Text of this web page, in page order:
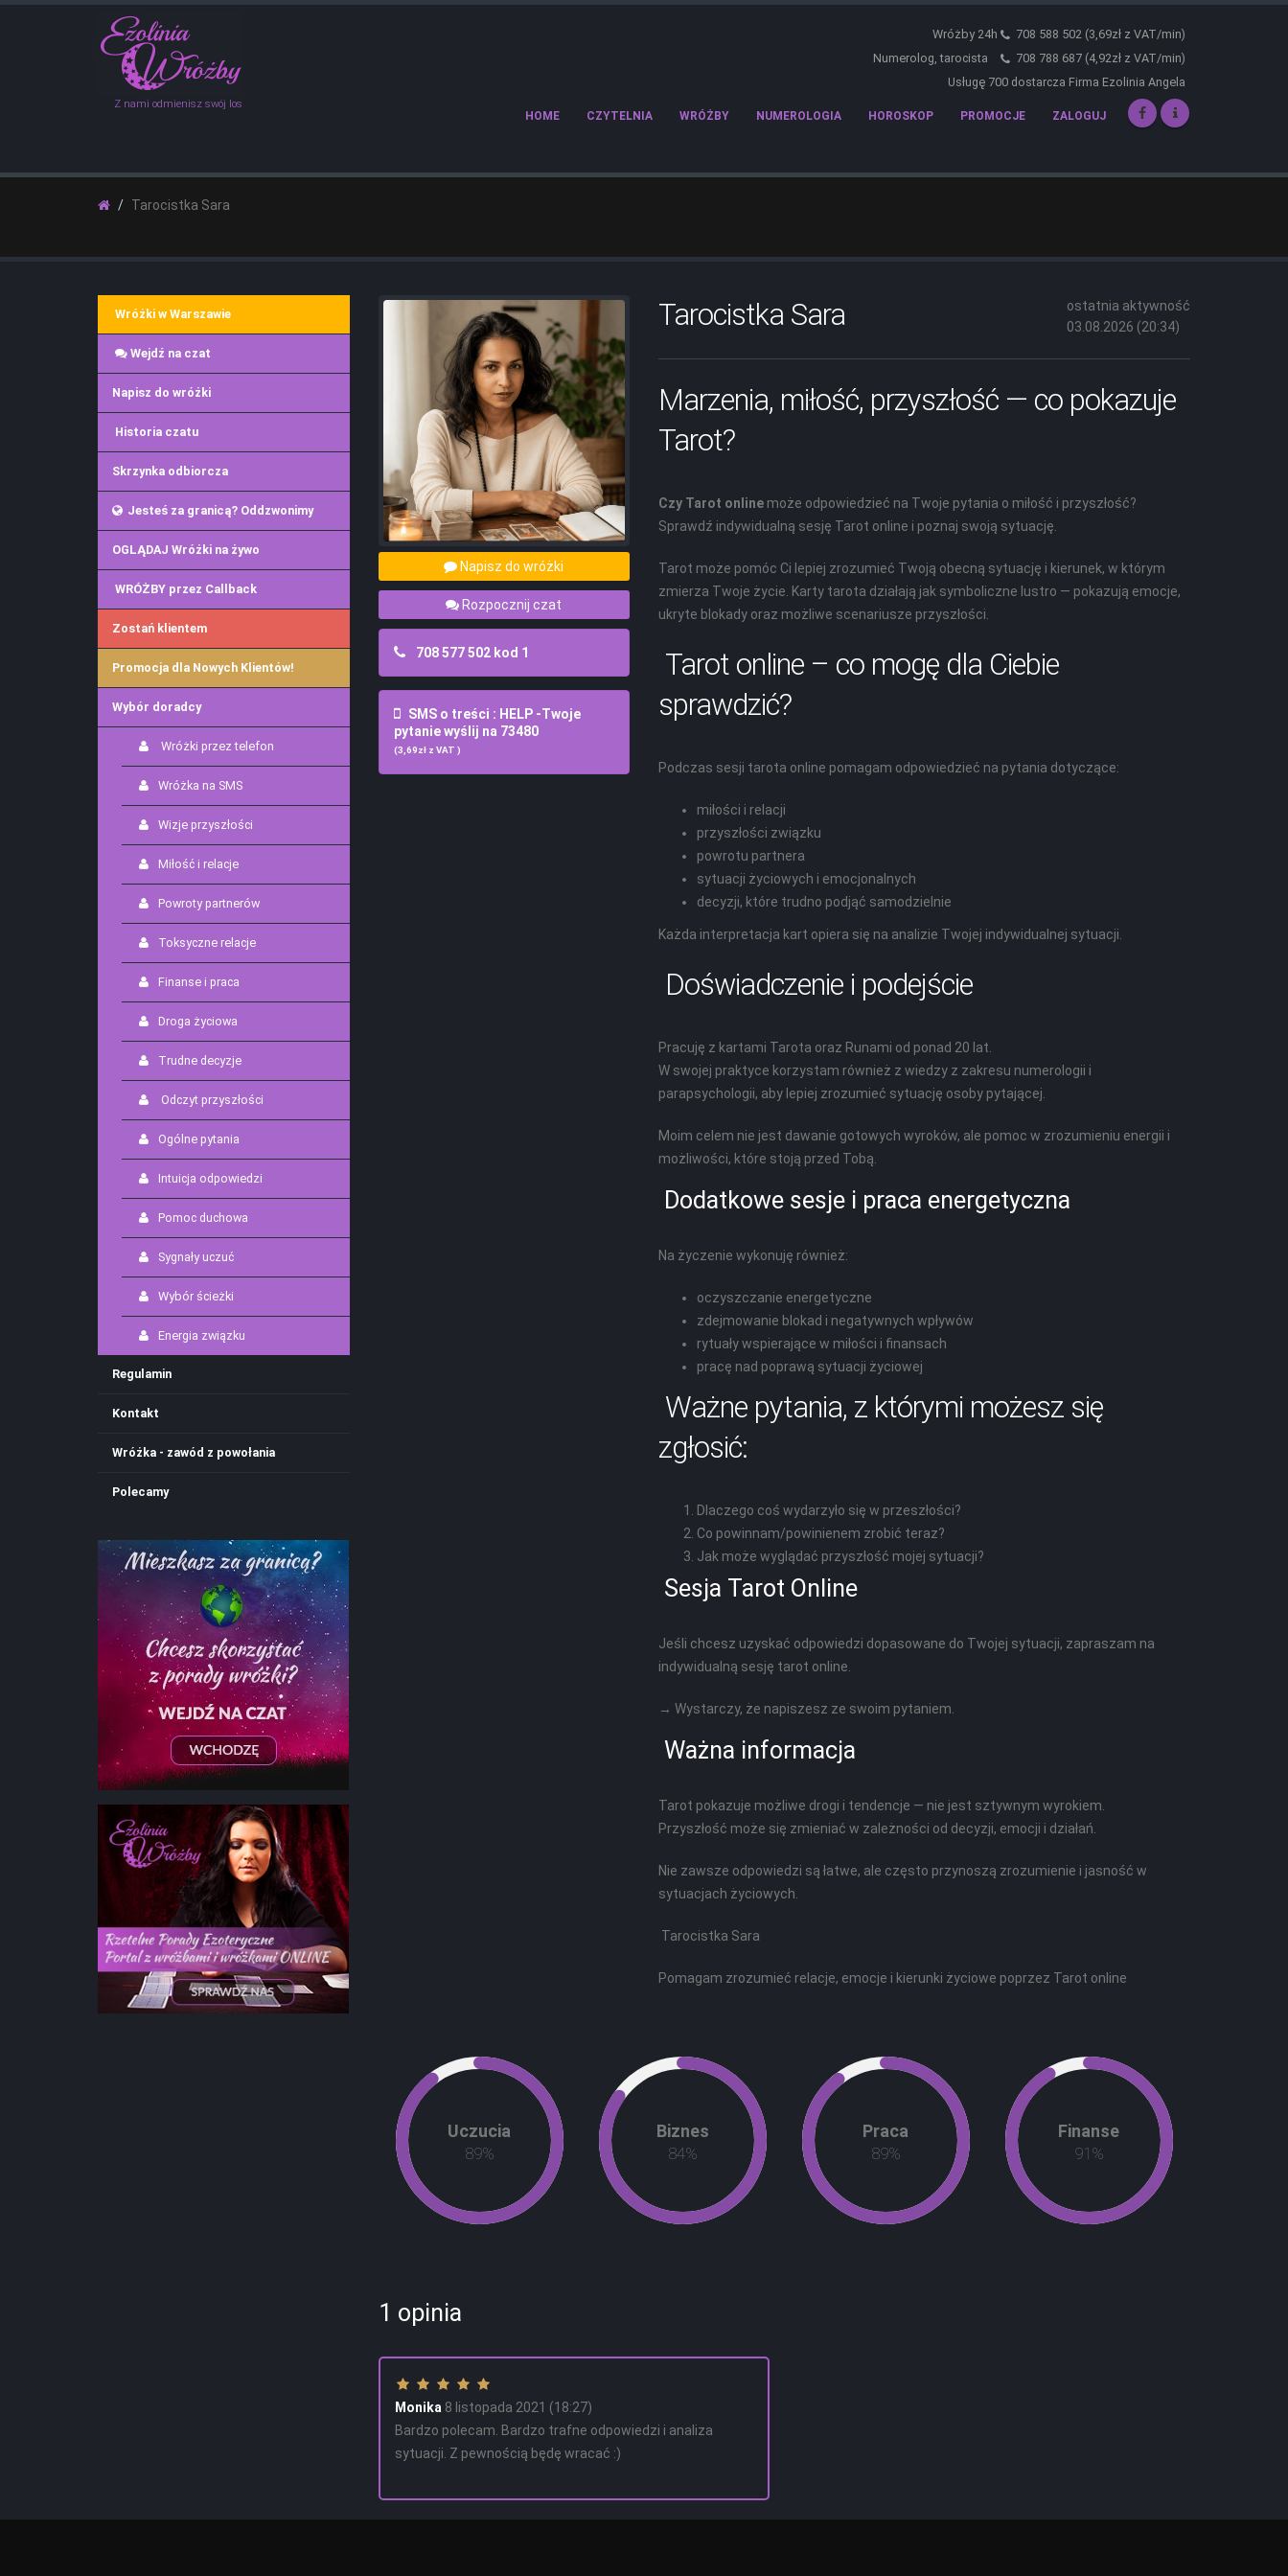
Z nami odmienisz swój los
Wróżby 24h
708 588 502 (3,69zł z VAT/min)
Numerolog, tarocista
708 788 687 (4,92zł z VAT/min)
Usługę 700 dostarcza Firma Ezolinia Angela
HOME CZYTELNIA WRÓŻBY NUMEROLOGIA HOROSKOP PROMOCJE ZALOGUJ
Tarocistka Sara
Wróżki w Warszawie
Wejdź na czat
Napisz do wróżki
Historia czatu
Skrzynka odbiorcza
Jesteś za granicą? Oddzwonimy
OGLĄDAJ Wróżki na żywo
WRÓŻBY przez Callback
Zostań klientem
Promocja dla Nowych Klientów!
Wybór doradcy
Wróżki przez telefon
Wróżka na SMS
Wizje przyszłości
Miłość i relacje
Powroty partnerów
Toksyczne relacje
Finanse i praca
Droga życiowa
Trudne decyzje
Odczyt przyszłości
Ogólne pytania
Intuicja odpowiedzi
Pomoc duchowa
Sygnały uczuć
Wybór ścieżki
Energia związku
Regulamin
Kontakt
Wróżka - zawód z powołania
Polecamy
Napisz do wróżki
Rozpocznij czat
708 577 502 kod 1
SMS o treści : HELP -Twoje
pytanie wyślij na 73480
(3,69zł z VAT )
Tarocistka Sara
ostatnia aktywność
03.08.2026 (20:34)
Marzenia, miłość, przyszłość — co pokazuje
Tarot?
Czy Tarot onlinemoże odpowiedzieć na Twoje pytania o miłość i przyszłość?
Sprawdź indywidualną sesję Tarot online i poznaj swoją sytuację.
Tarot może pomóc Ci lepiej zrozumieć Twoją obecną sytuację i kierunek, w którym
zmierza Twoje życie. Karty tarota działają jak symboliczne lustro — pokazują emocje,
ukryte blokady oraz możliwe scenariusze przyszłości.
Tarot online – co mogę dla Ciebie
sprawdzić?
Podczas sesji tarota online pomagam odpowiedzieć na pytania dotyczące:
miłości i relacji
przyszłości związku
powrotu partnera
sytuacji życiowych i emocjonalnych
decyzji, które trudno podjąć samodzielnie
Każda interpretacja kart opiera się na analizie Twojej indywidualnej sytuacji.
Doświadczenie i podejście
Pracuję z kartami Tarota oraz Runami od ponad 20 lat.
W swojej praktyce korzystam również z wiedzy z zakresu numerologii i
parapsychologii, aby lepiej zrozumieć sytuację osoby pytającej.
Moim celem nie jest dawanie gotowych wyroków, ale pomoc w zrozumieniu energii i
możliwości, które stoją przed Tobą.
Dodatkowe sesje i praca energetyczna
Na życzenie wykonuję również:
oczyszczanie energetyczne
zdejmowanie blokad i negatywnych wpływów
rytuały wspierające w miłości i finansach
pracę nad poprawą sytuacji życiowej
Ważne pytania, z którymi możesz się
zgłosić:
Dlaczego coś wydarzyło się w przeszłości?
Co powinnam/powinienem zrobić teraz?
Jak może wyglądać przyszłość mojej sytuacji?
Sesja Tarot Online
Jeśli chcesz uzyskać odpowiedzi dopasowane do Twojej sytuacji, zapraszam na
indywidualną sesję tarot online.
→ Wystarczy, że napiszesz ze swoim pytaniem.
Ważna informacja
Tarot pokazuje możliwe drogi i tendencje — nie jest sztywnym wyrokiem.
Przyszłość może się zmieniać w zależności od decyzji, emocji i działań.
Nie zawsze odpowiedzi są łatwe, ale często przynoszą zrozumienie i jasność w
sytuacjach życiowych.
Tarocistka Sara
Pomagam zrozumieć relacje, emocje i kierunki życiowe poprzez Tarot online
Uczucia
92%
Biznes
87%
Praca
92%
Finanse
94 %
1 opinia
Monika 8 listopada 2021 (18:27)
Bardzo polecam. Bardzo trafne odpowiedzi i analiza
sytuacji. Z pewnością będę wracać :)